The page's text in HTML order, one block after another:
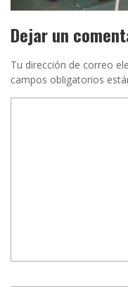
Dejar un
Tu dirección de correo
campos obligatorios